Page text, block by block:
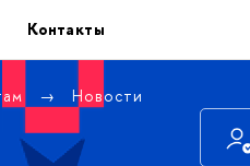
Контакты
Новости